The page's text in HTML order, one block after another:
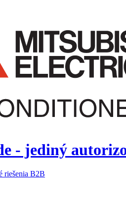
- jediný
riešenia B2B